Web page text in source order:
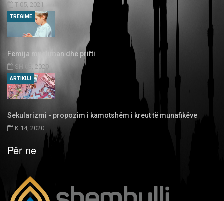
T 05, 2021
Fëmija musliman dhe prifti
SH 03, 2020
TREGIME
Sekularizmi - propozim i kamotshëm i kreut të munafikëve
K 14, 2020
ARTIKUJ
Për ne